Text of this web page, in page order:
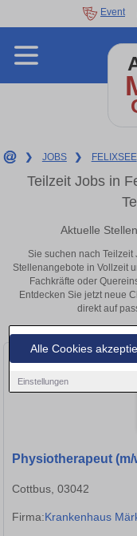
Alle Cookies
Einstellungen
Event
❯ JOBS ❯ FELIXSEE
Teilzeit Jobs in
Aktuelle
Sie suchen nach
Stellenangebote in Vollzeit
Fachkräfte oder
Entdecken Sie jetzt neue
direkt auf
Physiotherapeut (m/
Cottbus, 03042
Firma:Krankenhaus